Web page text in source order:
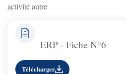
activité autre
ERP - Fiche N°6
Télécharger